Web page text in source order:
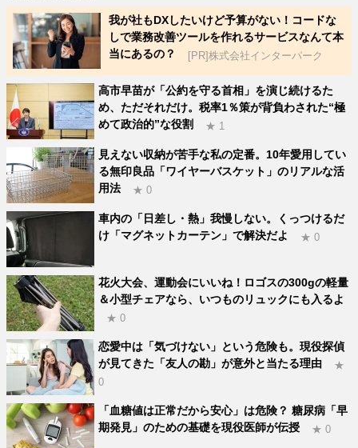
我が社もDXしたいけど予算がない！コードな
しで業務改善ツールを作れるサービスなんて本
当にあるの？
[PR]株式会社インターパーク
高市早苗が「公約を守る首相」を演じ続けるた
め、ただそれだけ。税率1％策が背負わされた“極
めて政治的”な役割
★ 1
見えない収納が苦手な私の定番。10年愛用してい
る無印良品「ワイヤーバスケット」のリアルな活
用法
★ 0
車内の「日差し・熱」我慢しない。くっつけるだ
け「マグネットカーテン」で解決だよ
★ 0
花火大会、運動会にいいね！ロゴスの300gの軽量
＆小型チェアなら、いつものリュックにも入るよ
★ 0
恋愛中は「気づけない」という危険も。現役探偵
が見てきた「友人の勘」が意外と当たる理由
★
0
「血糖値は正常だから安心」は危険？ 糖尿病「早
期発見」のための基礎を現役医師が伝授
★ 0